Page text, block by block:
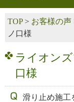
TOP> お客様の声
ノ口様
ライオン
口様
滑り止め施工